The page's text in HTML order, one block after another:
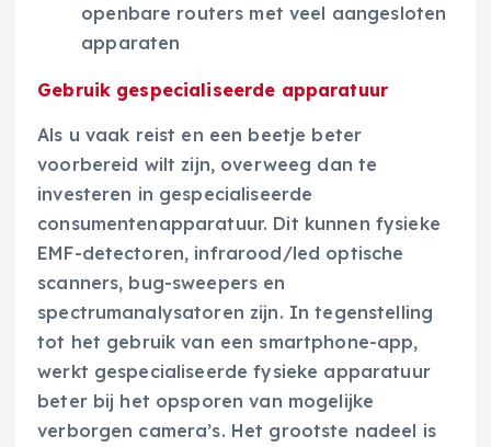
openbare routers met veel aangesloten
apparaten
Gebruik gespecialiseerde apparatuur
Als u vaak reist en een beetje beter
voorbereid wilt zijn, overweeg dan te
investeren in gespecialiseerde
consumentenapparatuur. Dit kunnen fysieke
EMF-detectoren, infrarood/led optische
scanners, bug-sweepers en
spectrumanalysatoren zijn. In tegenstelling
tot het gebruik van een smartphone-app,
werkt gespecialiseerde fysieke apparatuur
beter bij het opsporen van mogelijke
verborgen camera’s. Het grootste nadeel is